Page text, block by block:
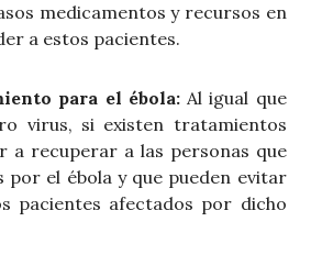
medicamentos y recursos en
a estos pacientes.
para el ébola:Al igual que
virus, si existen tratamientos
a recuperar a las personas que
por el ébola y que pueden evitar
pacientes afectados por dicho